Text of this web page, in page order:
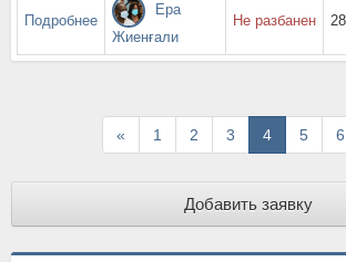
Подробнее
Ера
Жиенғали
Не разбанен
«Первая
1 2 3 4 5 6
Добавить заявку